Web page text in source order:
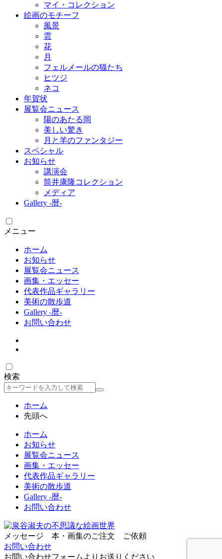
マイ・コレクション
絵画のモチーフ
風景
雲
花
月
フェルメールの猫たち
ヒツジ
ネコ
年賀状
展覧会ニュース
陽のあたる岡
美しい驚き
月と羊のファンタジー
スペシャル
お知らせ
講演会
筒井康隆コレクション
メディア
Gallery -暦-
メニュー
ホーム
お知らせ
展覧会ニュース
画集・エッセー
代表作品ギャラリー
美術の散歩道
Gallery -暦-
お問い合わせ
検索
検
ホーム
先頭へ
ホーム
お知らせ
展覧会ニュース
画集・エッセー
代表作品ギャラリー
美術の散歩道
Gallery -暦-
お問い合わせ
メッセージ 本・画集のご注文 ご依頼
お問い合わせ
お問い合わせフォームよりお送りください